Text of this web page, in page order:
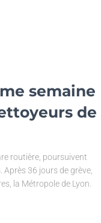
semaine
de
routière, poursuivent
Après 36 jours de grève,
la Métropole de Lyon.